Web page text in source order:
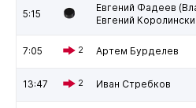
5:15
Евгений Фадеев
Евгений
7:05 2 Артем Бурделев
13:47 2 Иван Стребков